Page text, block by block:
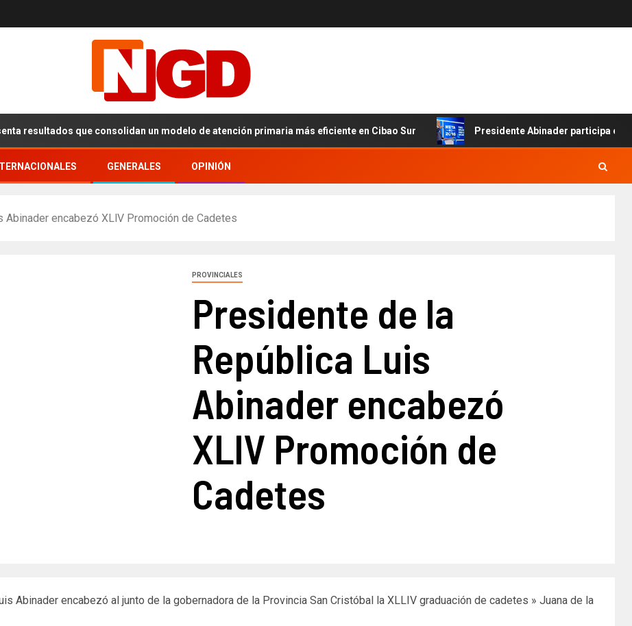
que consolidan un modelo de atención primaria más eficiente en Cibao Sur Presidente Abinader participa en primer
GENERALES OPINIÓN
encabezó XLlV Promoción de Cadetes
PROVINCIALES
Presidente de la
República Luis
Abinader encabezó
XLlV Promoción de
Cadetes
Abinader encabezó al junto de la gobernadora de la Provincia San Cristóbal la XLLIV graduación de cadetes » Juana de la